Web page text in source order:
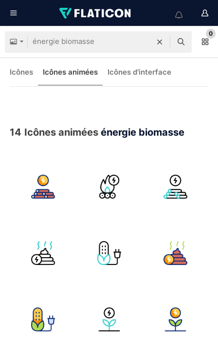
0
Icônes Icônes animées Icônes d'interface
14 Icônes animées énergie biomasse